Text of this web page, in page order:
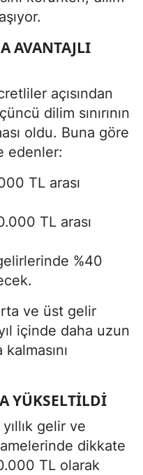
AVANTAJLI
açısından
dilim sınırının
oldu. Buna göre
edenler:
TL arası
TL arası
%40
ve üst gelir
içinde daha uzun
YÜKSELTILDI
gelir ve
dikkate
TL olarak